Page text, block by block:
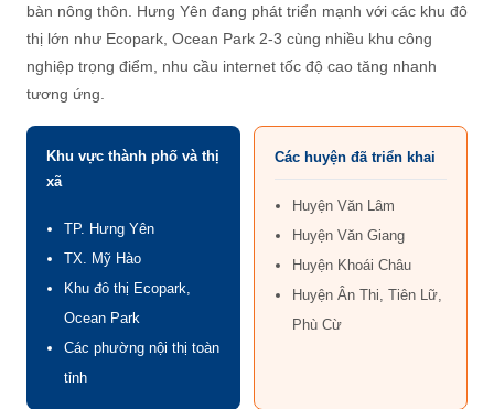
bàn nông thôn. Hưng Yên đang phát triển mạnh với các khu đô
thị lớn như Ecopark, Ocean Park 2-3 cùng nhiều khu công
nghiệp trọng điểm, nhu cầu internet tốc độ cao tăng nhanh
tương ứng.
Khu vực thành phố và thị
xã
TP. Hưng Yên
TX. Mỹ Hào
Khu đô thị Ecopark,
Ocean Park
Các phường nội thị toàn
tỉnh
Các huyện đã triển khai
Huyện Văn Lâm
Huyện Văn Giang
Huyện Khoái Châu
Huyện Ân Thi, Tiên Lữ,
Phù Cừ